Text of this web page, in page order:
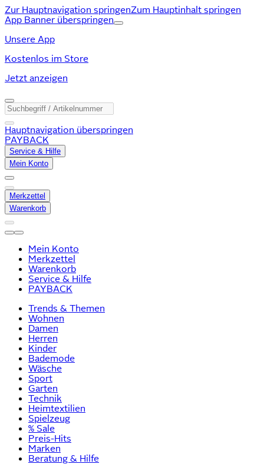
Zur Hauptnavigation springenZum Hauptinhalt springen
App Banner überspringen
Unsere App
Kostenlos im Store
Jetzt anzeigen
Hauptnavigation überspringen
PAYBACK
Service & Hilfe
Mein Konto
Merkzettel
Warenkorb
Mein Konto
Merkzettel
Warenkorb
Service & Hilfe
PAYBACK
Trends & Themen
Wohnen
Damen
Herren
Kinder
Bademode
Wäsche
Sport
Garten
Technik
Heimtextilien
Spielzeug
% Sale
Preis-Hits
Marken
Beratung & Hilfe